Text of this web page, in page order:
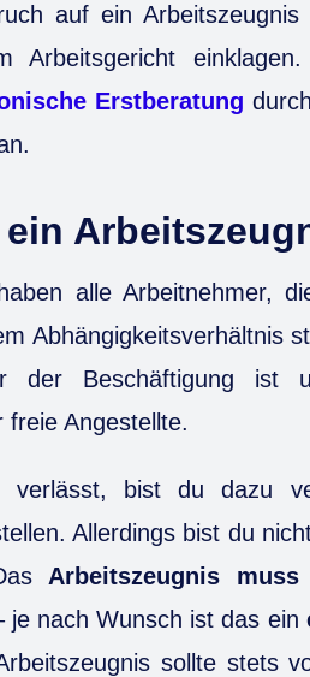
auf ein Arbeitszeugnis
Arbeitsgericht
Erstberatung
alle Arbeitnehmer,
Abhängigkeitsverhältnis
der Beschäftigung ist
Angestellte.
verlässt, bist du dazu
Allerdings bist du
Arbeitszeugnis
je nach Wunsch ist das ein
sollte stets